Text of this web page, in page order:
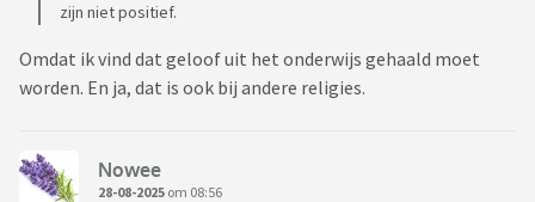
zijn niet positief.
Omdat ik vind dat geloof uit het onderwijs gehaald moet
worden. En ja, dat is ook bij andere religies.
Nowee
28-08-2025 om 08:56